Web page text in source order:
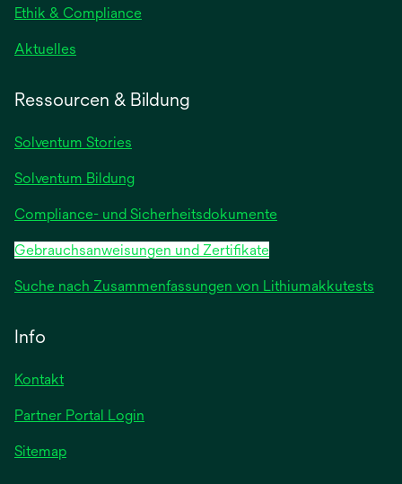
geöffnet
Ethik & Compliance
Aktuelles
Registerkarte
Ressourcen & Bildung
Solventum Stories
Solventum Bildung
Compliance- und Sicherheitsdokumente
Gebrauchsanweisungen und Zertifikate
Suche nach Zusammenfassungen von Lithiumakkutests
Info
Kontakt
Partner Portal Login
Sitemap